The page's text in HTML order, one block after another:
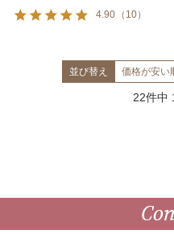
4.90 （ 10）
並び替え 価格が安い
22件中